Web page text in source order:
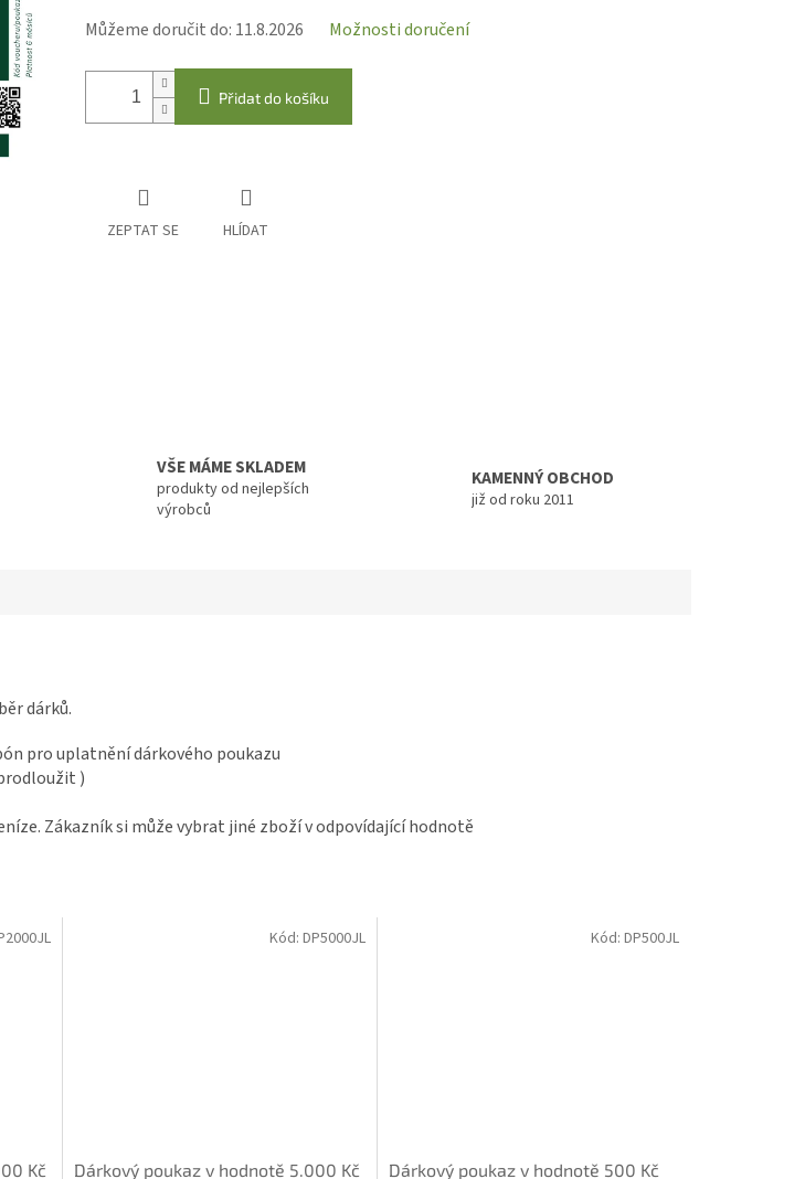
Můžeme doručit do: 11.8.2026 Možnosti doručení
Přidat do košíku
ZEPTAT SE HLÍDAT
VŠE MÁME SKLADEM
produkty od nejlepších
výrobců
KAMENNÝ OBCHOD
již od roku 2011
dárků.
pro uplatnění dárkového poukazu
)
Zákazník si může vybrat jiné zboží v odpovídající hodnotě
Kč Dárkový poukaz v hodnotě 5.000 Kč
Kód: DP5000JL
Dárkový poukaz v hodnotě 500 Kč
Kód: DP500JL